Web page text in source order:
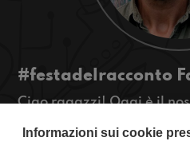
#festadelracconto
Ciao ragazzi! Oggi è il
scopriremo con Fabio
Informazioni sui cookie